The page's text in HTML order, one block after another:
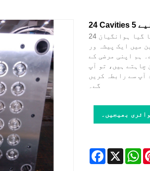
24 کیویٹیز 5 گیلن کیپ مولڈ برائے 20 لیٹر چین میں بنایا گیا ہوانگیان
میں ایک پیشہ ور
ہم اپنی مرضی کے
چاہتے ہیں، تو آپ
سے رابطہ کریں
گے۔
بھیجیں۔
Facebook
X